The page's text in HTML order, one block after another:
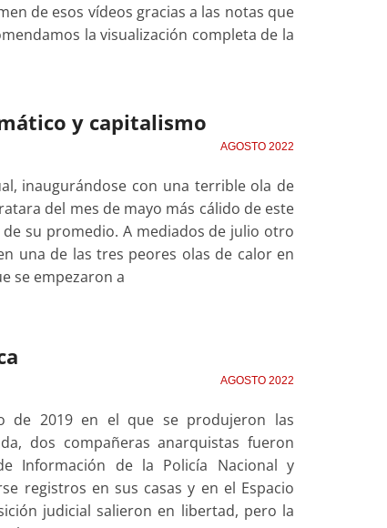
de esos vídeos gracias a las notas que
la visualización completa de la
y capitalismo
AGOSTO 2022
inaugurándose con una terrible ola de
del mes de mayo más cálido de este
su promedio. A mediados de julio otro
una de las tres peores olas de calor en
se empezaron a
AGOSTO 2022
de 2019 en el que se produjeron las
dos compañeras anarquistas fueron
Información de la Policía Nacional y
registros en sus casas y en el Espacio
judicial salieron en libertad, pero la